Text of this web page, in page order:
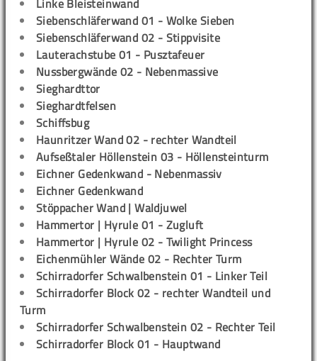
Linke Bleisteinwand
Siebenschläferwand 01 - Wolke Sieben
Siebenschläferwand 02 - Stippvisite
Lauterachstube 01 - Pusztafeuer
Nussbergwände 02 - Nebenmassive
Sieghardttor
Sieghardtfelsen
Schiffsbug
Haunritzer Wand 02 - rechter Wandteil
Aufseßtaler Höllenstein 03 - Höllensteinturm
Eichner Gedenkwand - Nebenmassiv
Eichner Gedenkwand
Stöppacher Wand | Waldjuwel
Hammertor | Hyrule 01 - Zugluft
Hammertor | Hyrule 02 - Twilight Princess
Eichenmühler Wände 02 - Rechter Turm
Schirradorfer Schwalbenstein 01 - Linker Teil
Schirradorfer Block 02 - rechter Wandteil und
Turm
Schirradorfer Schwalbenstein 02 - Rechter Teil
Schirradorfer Block 01 - Hauptwand